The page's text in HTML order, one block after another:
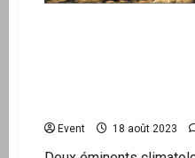
Event 18 août 2023